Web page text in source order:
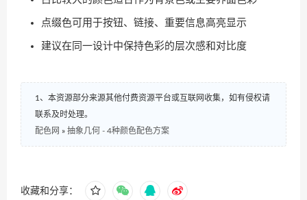
点缀色可用于按钮、链接、重要信息高亮显示
建议在同一设计中保持色彩的层次感和对比度
1、本资源部分来源其他付费资源平台或互联网收集，如有侵权请
联系及时处理。
配色网 » 抽象几何 - 4种颜色配色方案
收藏和分享：